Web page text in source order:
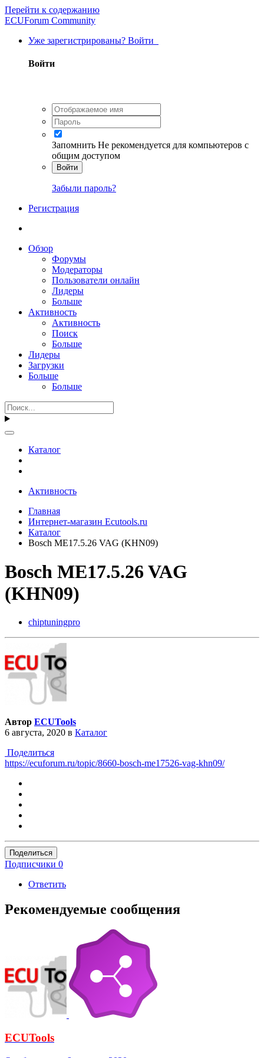
Перейти к содержанию
ECUForum Community
Уже зарегистрированы? Войти
Войти
Запомнить Не рекомендуется для компьютеров с
общим доступом
Войти
Забыли пароль?
Регистрация
Обзор
Форумы
Модераторы
Пользователи онлайн
Лидеры
Больше
Активность
Активность
Поиск
Больше
Лидеры
Загрузки
Больше
Больше
Каталог
Активность
Главная
Интернет-магазин Ecutools.ru
Каталог
Bosch ME17.5.26 VAG (KHN09)
Bosch ME17.5.26 VAG
(KHN09)
chiptuningpro
Автор ECUTools
6 августа, 2020 в Каталог
Поделиться
https://ecuforum.ru/topic/8660-bosch-me17526-vag-khn09/
Поделиться
Подписчики 0
Ответить
Рекомендуемые сообщения
ECUTools